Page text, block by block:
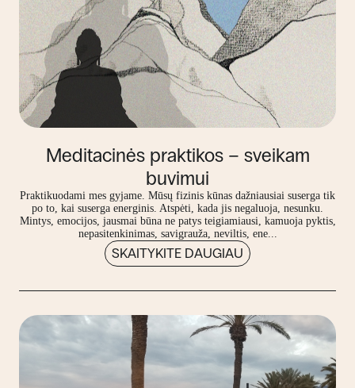
Meditacinės praktikos – sveikam
buvimui
Praktikuodami mes gyjame. Mūsų fizinis kūnas dažniausiai suserga tik
po to, kai suserga energinis. Atspėti, kada jis negaluoja, nesunku.
Mintys, emocijos, jausmai būna ne patys teigiamiausi, kamuoja pyktis,
nepasitenkinimas, savigrauža, neviltis, ene...
SKAITYKITE DAUGIAU